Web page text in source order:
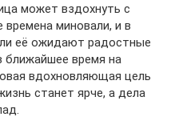
может вздохнуть с
времена миновали, и в
её ожидают радостные
время на
вдохновляющая цель
станет ярче, а дела